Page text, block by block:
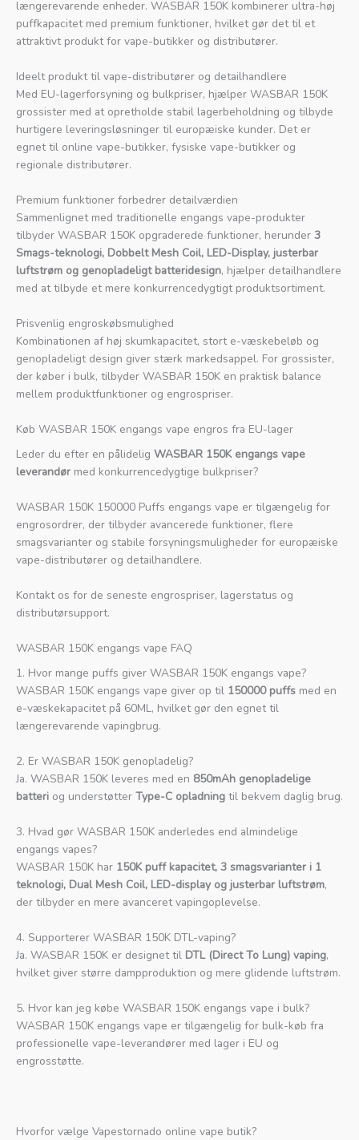
længerevarende enheder. WASBAR 150K kombinerer ultra-høj
puffkapacitet med premium funktioner, hvilket gør det til et
attraktivt produkt for vape-butikker og distributører.
Ideelt produkt til vape-distributører og detailhandlere
Med EU-lagerforsyning og bulkpriser, hjælper WASBAR 150K
grossister med at opretholde stabil lagerbeholdning og tilbyde
hurtigere leveringsløsninger til europæiske kunder. Det er
egnet til online vape-butikker, fysiske vape-butikker og
regionale distributører.
Premium funktioner forbedrer detailværdien
Sammenlignet med traditionelle engangs vape-produkter
tilbyder WASBAR 150K opgraderede funktioner, herunder 3
Smags-teknologi, Dobbelt Mesh Coil, LED-Display, justerbar
luftstrøm og genopladeligt batteridesign, hjælper detailhandlere
med at tilbyde et mere konkurrencedygtigt produktsortiment.
Prisvenlig engroskøbsmulighed
Kombinationen af høj skumkapacitet, stort e-væskebeløb og
genopladeligt design giver stærk markedsappel. For grossister,
der køber i bulk, tilbyder WASBAR 150K en praktisk balance
mellem produktfunktioner og engrospriser.
Køb WASBAR 150K engangs vape engros fra EU-lager
Leder du efter en pålidelig WASBAR 150K engangs vape
leverandør med konkurrencedygtige bulkpriser?
WASBAR 150K 150000 Puffs engangs vape er tilgængelig for
engrosordrer, der tilbyder avancerede funktioner, flere
smagsvarianter og stabile forsyningsmuligheder for europæiske
vape-distributører og detailhandlere.
Kontakt os for de seneste engrospriser, lagerstatus og
distributørsupport.
WASBAR 150K engangs vape FAQ
1. Hvor mange puffs giver WASBAR 150K engangs vape?
WASBAR 150K engangs vape giver op til 150000 puffs med en
e-væskekapacitet på 60ML, hvilket gør den egnet til
længerevarende vapingbrug.
2. Er WASBAR 150K genopladelig?
Ja. WASBAR 150K leveres med en 850mAh genopladelige
batteri og understøtter Type-C opladning til bekvem daglig brug.
3. Hvad gør WASBAR 150K anderledes end almindelige
engangs vapes?
WASBAR 150K har 150K puff kapacitet, 3 smagsvarianter i 1
teknologi, Dual Mesh Coil, LED-display og justerbar luftstrøm,
der tilbyder en mere avanceret vapingoplevelse.
4. Supporterer WASBAR 150K DTL-vaping?
Ja. WASBAR 150K er designet til DTL (Direct To Lung) vaping,
hvilket giver større dampproduktion og mere glidende luftstrøm.
5. Hvor kan jeg købe WASBAR 150K engangs vape i bulk?
WASBAR 150K engangs vape er tilgængelig for bulk-køb fra
professionelle vape-leverandører med lager i EU og
engrosstøtte.
Hvorfor vælge Vapestornado online vape butik?